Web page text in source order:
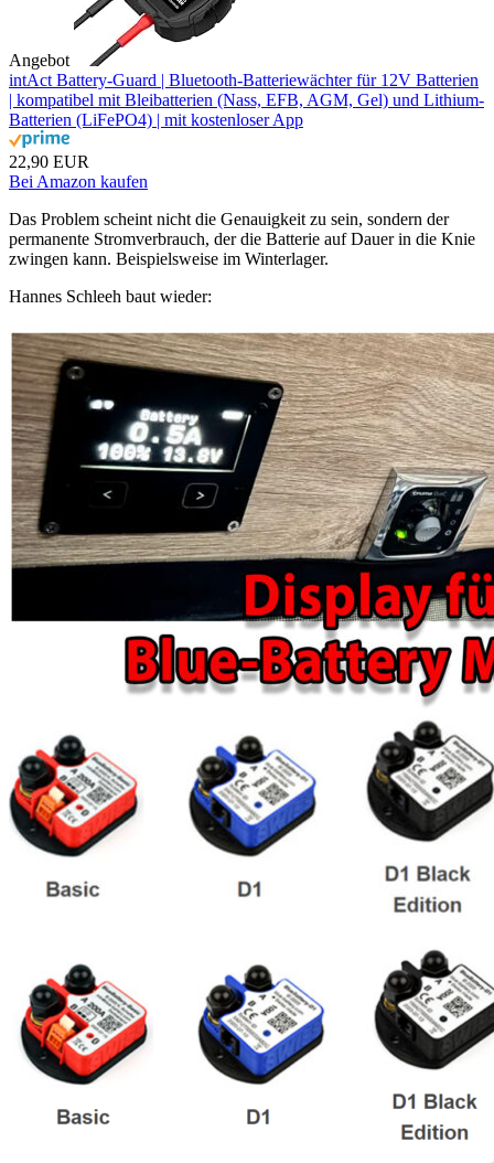
Angebot
intAct Battery-Guard | Bluetooth-Batteriewächter für 12V Batterien
| kompatibel mit Bleibatterien (Nass, EFB, AGM, Gel) und Lithium-
Batterien (LiFePO4) | mit kostenloser App
22,90 EUR
Bei Amazon kaufen
Das Problem scheint nicht die Genauigkeit zu sein, sondern der
permanente Stromverbrauch, der die Batterie auf Dauer in die Knie
zwingen kann. Beispielsweise im Winterlager.
Hannes Schleeh baut wieder: